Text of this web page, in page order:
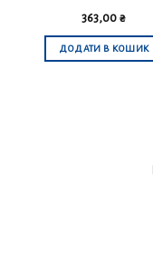
363,00 ₴
ДОДАТИ В КОШИК